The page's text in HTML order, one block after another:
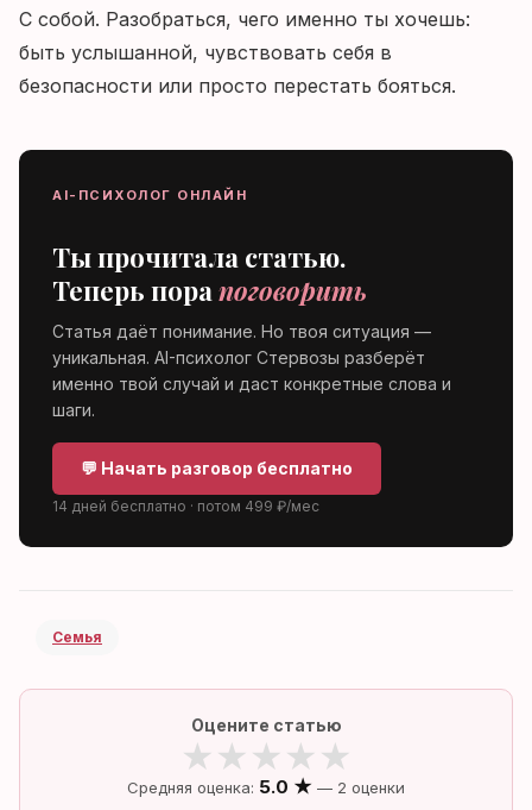
С собой. Разобраться, чего именно ты хочешь:
быть услышанной, чувствовать себя в
безопасности или просто перестать бояться.
AI-ПСИХОЛОГ ОНЛАЙН
Ты прочитала статью.
Теперь порапоговорить
Статья даёт понимание. Но твоя ситуация —
уникальная. AI-психолог Стервозы разберёт
именно твой случай и даст конкретные слова и
шаги.
💬 Начать разговор бесплатно
14 дней бесплатно · потом 499 ₽/мес
Семья
Оцените статью
★★★★★
Средняя оценка: 5.0 ★ — 2 оценки